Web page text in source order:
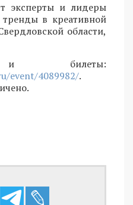
эксперты и лидеры
в креативной
области,
и билеты:
event/4089982/.